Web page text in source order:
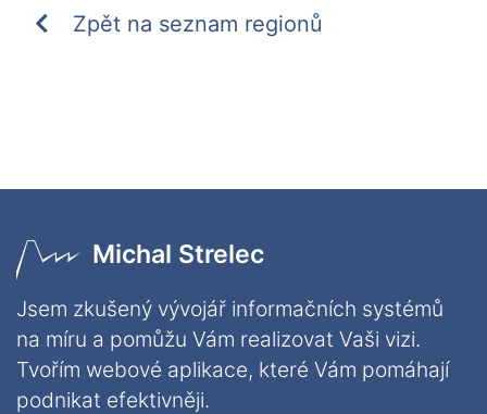
Zpět na seznam regionů
Michal Strelec
Jsem zkušený vývojář informačních systémů
na míru a pomůžu Vám realizovat Vaši vizi.
Tvořím webové aplikace, které Vám pomáhají
podnikat efektivněji.